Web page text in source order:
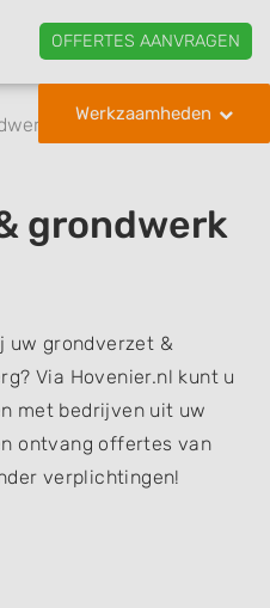
OFFERTES AANVRAGEN
Werkzaamheden
Luttenberg
grondwerk
uw grondverzet &
Via Hovenier.nl kunt u
met bedrijven uit uw
ontvang offertes van
verplichtingen!